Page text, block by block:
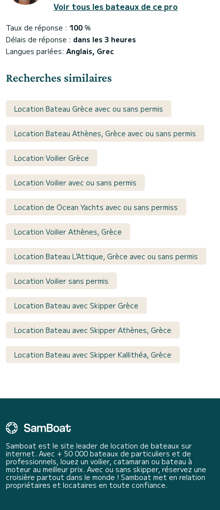
Voir tous les bateaux de ce pro
Taux de réponse : 100 %
Délais de réponse : dans les 3 heures
Langues parlées: Anglais, Grec
Recherches similaires
Location Bateau Grèce avec ou sans permis
Location Bateau Athènes, Grèce avec ou sans permis
Location Voilier Grèce
Location Voilier avec ou sans permis
Location de Ocean Yachts avec ou sans permiss
Location Voilier Athènes, Grèce
Location Bateau L'Attique, Grèce avec ou sans permis
Location Voilier sans permis
Location Bateau avec Skipper Grèce
Location Bateau avec Skipper Athènes, Grèce
Location Bateau avec Skipper Kallithéa, Grèce
Samboat est le site leader de location de bateaux sur
internet. Avec + 50 000 bateaux de particuliers et de
professionnels, louez un voilier, catamaran ou bateau à
moteur au meilleur prix. Avec ou sans skipper, réservez une
croisière partout dans le monde ! Samboat met en relation
propriétaires et locataires en toute confiance.